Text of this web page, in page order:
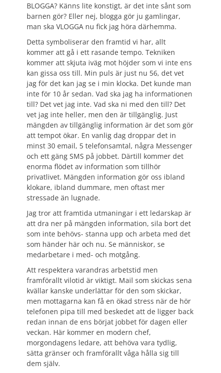
BLOGGA? Känns lite konstigt, är det inte sånt som
barnen gör? Eller nej, blogga gör ju gamlingar,
man ska VLOGGA nu fick jag höra därhemma.
Detta symboliserar den framtid vi har, allt
kommer att gå i ett rasande tempo. Tekniken
kommer att skjuta iväg mot höjder som vi inte ens
kan gissa oss till. Min puls är just nu 56, det vet
jag för det kan jag se i min klocka. Det kunde man
inte för 10 år sedan. Vad ska jag ha informationen
till? Det vet jag inte. Vad ska ni med den till? Det
vet jag inte heller, men den är tillgänglig. Just
mängden av tillgänglig information är det som gör
att tempot ökar. En vanlig dag droppar det in
minst 30 email, 5 telefonsamtal, några Messenger
och ett gäng SMS på jobbet. Därtill kommer det
enorma flödet av information som tillhör
privatlivet. Mängden information gör oss ibland
klokare, ibland dummare, men oftast mer
stressade än lugnade.
Jag tror att framtida utmaningar i ett ledarskap är
att dra ner på mängden information, sila bort det
som inte behövs- stanna upp och arbeta med det
som händer här och nu. Se människor, se
medarbetare i med- och motgång.
Att respektera varandras arbetstid men
framförallt vilotid är viktigt. Mail som skickas sena
kvällar kanske underlättar för den som skickar,
men mottagarna kan få en ökad stress när de hör
telefonen pipa till med beskedet att de ligger back
redan innan de ens börjat jobbet för dagen eller
veckan. Här kommer en modern chef,
morgondagens ledare, att behöva vara tydlig,
sätta gränser och framförallt våga hålla sig till
dem själv.